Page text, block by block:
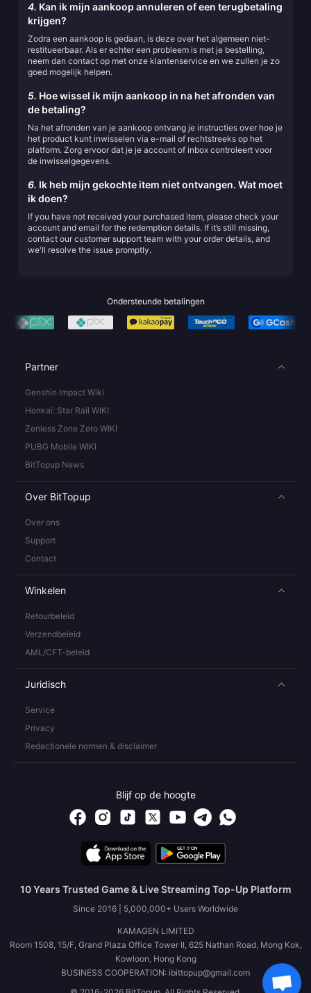
4. Kan ik mijn aankoop annuleren of een terugbetaling
krijgen?
Zodra een aankoop is gedaan, is deze over het algemeen niet-
restitueerbaar. Als er echter een probleem is met je bestelling,
neem dan contact op met onze klantenservice en we zullen je zo
goed mogelijk helpen.
5. Hoe wissel ik mijn aankoop in na het afronden van
de betaling?
Na het afronden van je aankoop ontvang je instructies over hoe je
het product kunt inwisselen via e-mail of rechtstreeks op het
platform. Zorg ervoor dat je je account of inbox controleert voor
de inwisselgegevens.
6. Ik heb mijn gekochte item niet ontvangen. Wat moet
ik doen?
If you have not received your purchased item, please check your
account and email for the redemption details. If it’s still missing,
contact our customer support team with your order details, and
we'll resolve the issue promptly.
Ondersteunde betalingen
Partner
Genshin Impact Wiki
Honkai: Star Rail WIKI
Zenless Zone Zero WIKI
PUBG Mobile WIKI
BitTopup News
Over BitTopup
Over ons
Support
Contact
Winkelen
Retourbeleid
Verzendbeleid
AML/CFT-beleid
Juridisch
Service
Privacy
Redactionele normen & disclaimer
Blijf op de hoogte
10 Years Trusted Game & Live Streaming Top-Up Platform
Since 2016 | 5,000,000+ Users Worldwide
KAMAGEN LIMITED
Room 1508, 15/F, Grand Plaza Office Tower II, 625 Nathan Road, Mong Kok,
Kowloon, Hong Kong
BUSINESS COOPERATION: ibittopup@gmail.com